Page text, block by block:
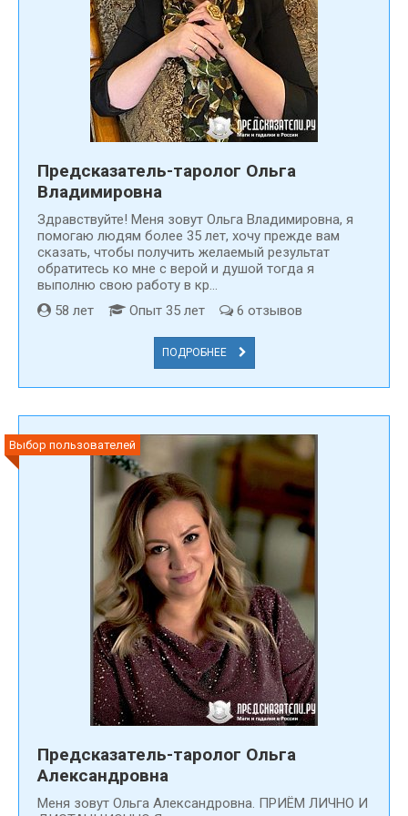
рядом с вашим домом. Вы всегда можете договориться с
гадалкой и провести ритуал онлайн. Современные гаджеты
с доступом в интернет несколько расширили эту
возможность и сделали гадания доступными для всех.
Предсказатель-таролог Ольга
Владимировна
Здравствуйте! Меня зовут Ольга Владимировна, я
помогаю людям более 35 лет, хочу прежде вам
сказать, чтобы получить желаемый результат
обратитесь ко мне с верой и душой тогда я
выполню свою работу в кр...
58 лет
Опыт 35 лет 6 отзывов
ПОДРОБНЕЕ
Выбор пользователей
Предсказатель-таролог Ольга
Александровна
Меня зовут Ольга Александровна. ПРИЁМ ЛИЧНО И